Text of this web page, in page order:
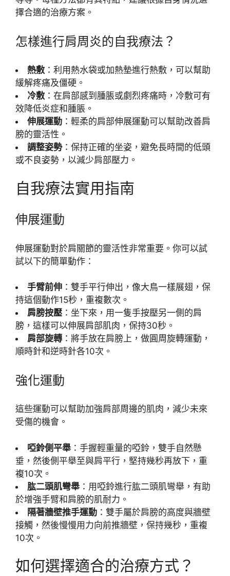
擇合適的治療方案。
怎樣進行肩周炎的自我療法？
熱敷 ：利用熱水袋或加熱墊進行熱敷，可以幫助
緩解疼痛及僵硬。
冷敷 ：在肩部感到腫脹或劇烈疼痛時，冷敷可有
效降低炎症和腫脹。
伸展運動 ：輕柔的肩部伸展運動可以幫助改善肩
膀的靈活性。
調整姿勢：保持正確的坐姿，避免長時間的低頭
或不良姿勢，以減少肩部壓力。
自我療法實用指南
伸展運動
伸展運動對於肩關節的靈活性非常重要。你可以試
試以下的簡單動作：
手臂前伸 ：雙手平行伸出，像大鳥一樣展翅，保
持這個動作15秒，重複數次。
肩膀按壓 ：坐下來，用一隻手按壓另一側的肩
膀，這樣可以伸展肩部肌肉，保持30秒。
肩部旋轉 ：將手放在肩膀上，做圓周旋轉運動，
順時針和逆時針各10次。
強化運動
這些運動可以幫助加強肩部周邊的肌肉，減少未來
受傷的機會。
啞鈴側平舉：手握輕重量的啞鈴，雙手自然懸
垂，然後側平舉至與肩平行，堅持幾秒再放下，重
複10次。
肱二頭肌彎舉：用啞鈴進行肱二頭肌彎舉，有助
於增強手臂和肩膀的肌耐力。
隔著牆壁推手運動 ：雙手屬於肩膀的高度與牆壁
接觸，然後慢慢用力向前推牆壁，保持幾秒，重複
10次。
如何選擇適合的治療方式？